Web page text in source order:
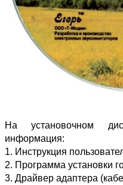
На установочном
информация:
1. Инструкция
2. Программа установки
3. Драйвер адаптера